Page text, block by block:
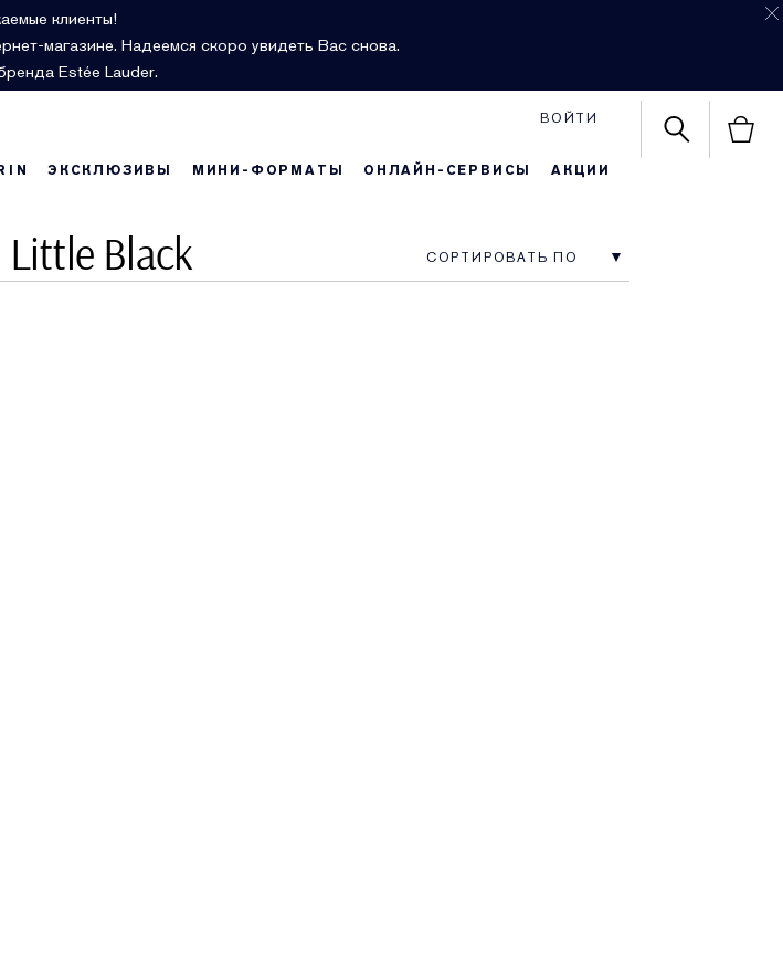
клиенты!
магазине. Надеемся скоро увидеть Вас снова.
Estée Lauder.
ВОЙТИ
ЭКСКЛЮЗИВЫ МИНИ-ФОРМАТЫ ОНЛАЙН-СЕРВИСЫ АКЦИИ
Black СОРТИРОВАТЬ ПО